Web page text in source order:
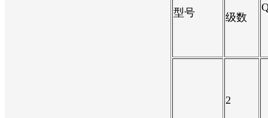
型号 级数
2